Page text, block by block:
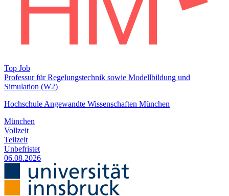
Top Job
Professur für Regelungs­technik sowie Modell­bildung und
Simulation (W2)
Hochschule Angewandte Wissenschaften München
München
Vollzeit
Teilzeit
Unbefristet
06.08.2026